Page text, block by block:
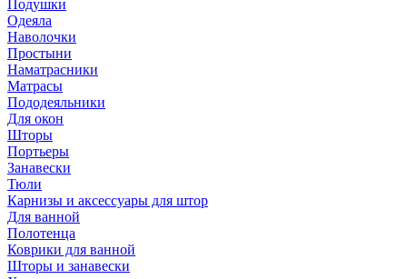
Подушки
Одеяла
Наволочки
Простыни
Наматрасники
Матрасы
Пододеяльники
Для окон
Шторы
Портьеры
Занавески
Тюли
Карнизы и аксессуары для штор
Для ванной
Полотенца
Коврики для ванной
Шторы и занавески